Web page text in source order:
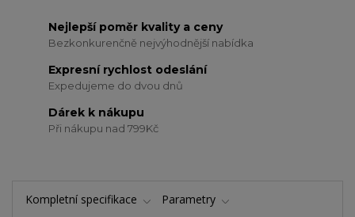
Nejlepší poměr kvality a ceny
Bezkonkurenčně nejvýhodnější nabídka
Expresní rychlost odeslání
Expedujeme do dvou dnů
Dárek k nákupu
Při nákupu nad 799Kč
Kompletní specifikace
Parametry